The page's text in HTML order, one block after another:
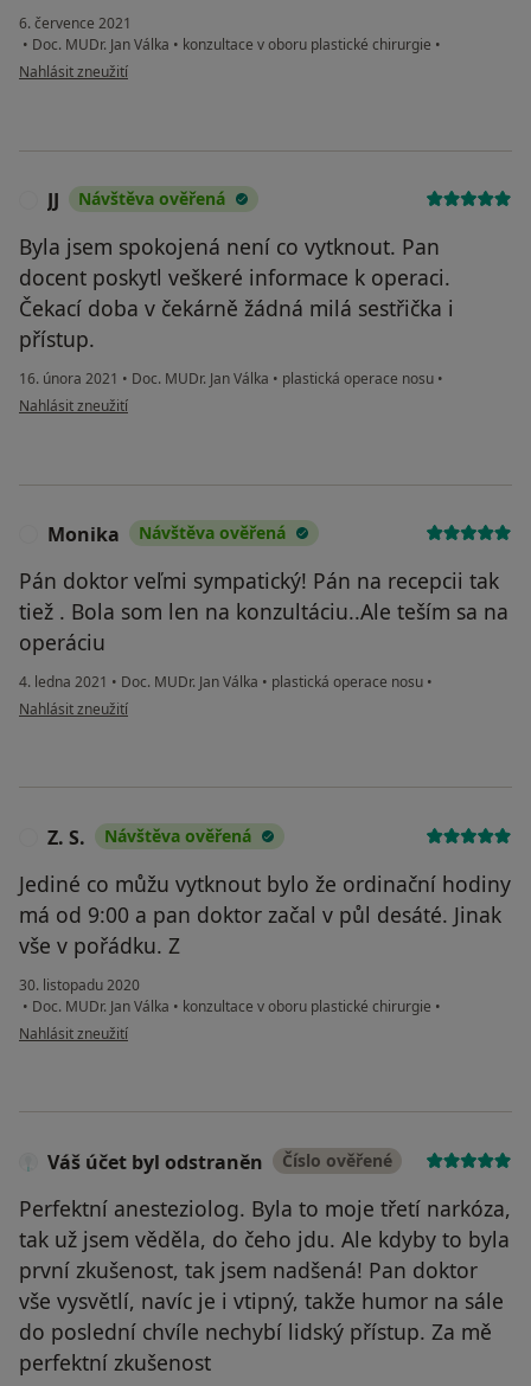
6. července 2021
• Doc. MUDr. Jan Válka • konzultace v oboru plastické chirurgie •
podle názoru uživatele Anonym
Nahlásit zneužití
JJ Návštěva ověřená
Byla jsem spokojená není co vytknout. Pan
docent poskytl veškeré informace k operaci.
Čekací doba v čekárně žádná milá sestřička i
přístup.
16. února 2021 • Doc. MUDr. Jan Válka • plastická operace nosu •
podle názoru uživatele JJ
Nahlásit zneužití
Monika Návštěva ověřená
Pán doktor veľmi sympatický! Pán na recepcii tak
tiež . Bola som len na konzultáciu..Ale teším sa na
operáciu
4. ledna 2021 • Doc. MUDr. Jan Válka • plastická operace nosu •
podle názoru uživatele Monika
Nahlásit zneužití
Z. S. Návštěva ověřená
Jediné co můžu vytknout bylo že ordinační hodiny
má od 9:00 a pan doktor začal v půl desáté. Jinak
vše v pořádku. Z
30. listopadu 2020
• Doc. MUDr. Jan Válka • konzultace v oboru plastické chirurgie •
podle názoru uživatele Z. S.
Nahlásit zneužití
Váš účet byl odstraněn Číslo ověřené
Perfektní anesteziolog. Byla to moje třetí narkóza,
tak už jsem věděla, do čeho jdu. Ale kdyby to byla
první zkušenost, tak jsem nadšená! Pan doktor
vše vysvětlí, navíc je i vtipný, takže humor na sále
do poslední chvíle nechybí lidský přístup. Za mě
perfektní zkušenost